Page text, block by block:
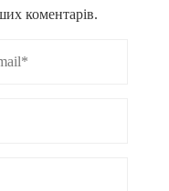
коментарів.